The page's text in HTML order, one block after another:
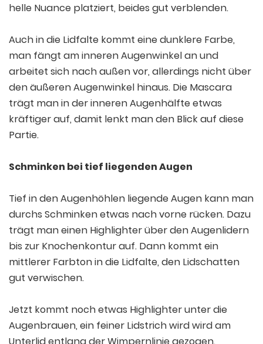
helle Nuance platziert, beides gut verblenden.
Auch in die Lidfalte kommt eine dunklere Farbe,
man fängt am inneren Augenwinkel an und
arbeitet sich nach außen vor, allerdings nicht über
den äußeren Augenwinkel hinaus. Die Mascara
trägt man in der inneren Augenhälfte etwas
kräftiger auf, damit lenkt man den Blick auf diese
Partie.
Schminken bei tief liegenden Augen
Tief in den Augenhöhlen liegende Augen kann man
durchs Schminken etwas nach vorne rücken. Dazu
trägt man einen Highlighter über den Augenlidern
bis zur Knochenkontur auf. Dann kommt ein
mittlerer Farbton in die Lidfalte, den Lidschatten
gut verwischen.
Jetzt kommt noch etwas Highlighter unter die
Augenbrauen, ein feiner Lidstrich wird wird am
Unterlid entlang der Wimpernlinie gezogen.